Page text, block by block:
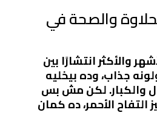
والصحة في
والأكثر انتشارًا بين
جذاب، وده بيخليه
والكبار. لكن مش بس
التفاح الأحمر، ده كمان